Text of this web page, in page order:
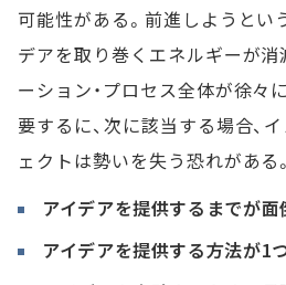
可能性がある。前進しようとい
デアを取り巻くエネルギーが消
ーション・プロセス全体が徐々
要するに、次に該当する場合、
ェクトは勢いを失う恐れがある。
アイデアを提供するまでが面
アイデアを提供する方法が1